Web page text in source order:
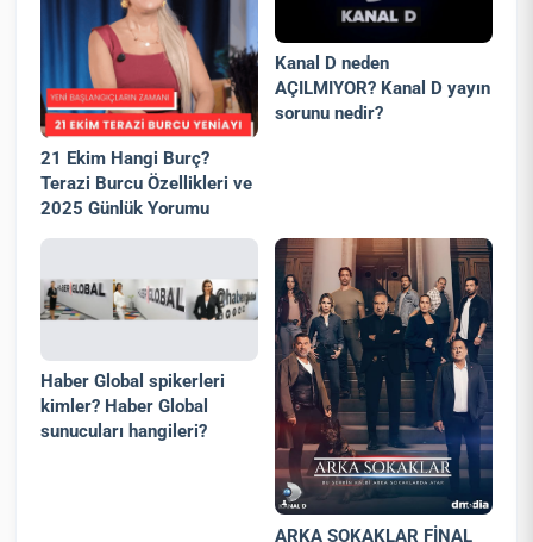
21 Ekim Hangi Burç?
Terazi Burcu Özellikleri ve
2025 Günlük Yorumu
Kanal D neden
AÇILMIYOR? Kanal D yayın
sorunu nedir?
Haber Global spikerleri
kimler? Haber Global
sunucuları hangileri?
ARKA SOKAKLAR FİNAL